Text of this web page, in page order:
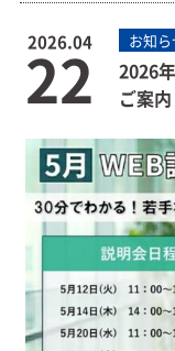
2026.04
22 お知ら
2026
ご案内